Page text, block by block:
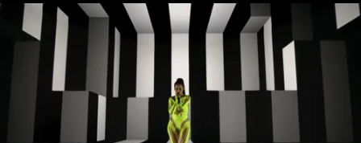
15e CMA Country Christmas
UFC Noche
La-Haine
Katy Perry Toyota AFL
Katy Perry VMA's
Valorant Champions - Riot Games 2024
J Balvin Coachella & European Tour
Google I/O Pre-Show - Marc Rebillet
Performance
Justin Timberlake - Forget Tomorrow